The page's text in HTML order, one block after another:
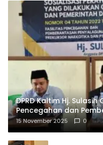
DPRD Kaltim Hj.
Pencegahan dan
15 November 2025 0